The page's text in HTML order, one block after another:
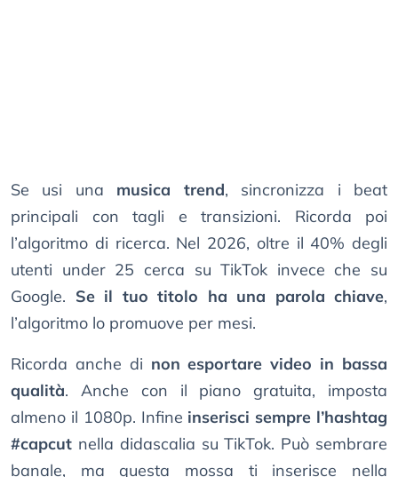
Se usi una musica trend, sincronizza i beat
principali con tagli e transizioni. Ricorda poi
l’algoritmo di ricerca. Nel 2026, oltre il 40% degli
utenti under 25 cerca su TikTok invece che su
Google. Se il tuo titolo ha una parola chiave,
l’algoritmo lo promuove per mesi.
Ricorda anche di non esportare video in bassa
qualità. Anche con il piano gratuita, imposta
almeno il 1080p. Infine inserisci sempre l’hashtag
#capcut nella didascalia su TikTok. Può sembrare
banale, ma questa mossa ti inserisce nella